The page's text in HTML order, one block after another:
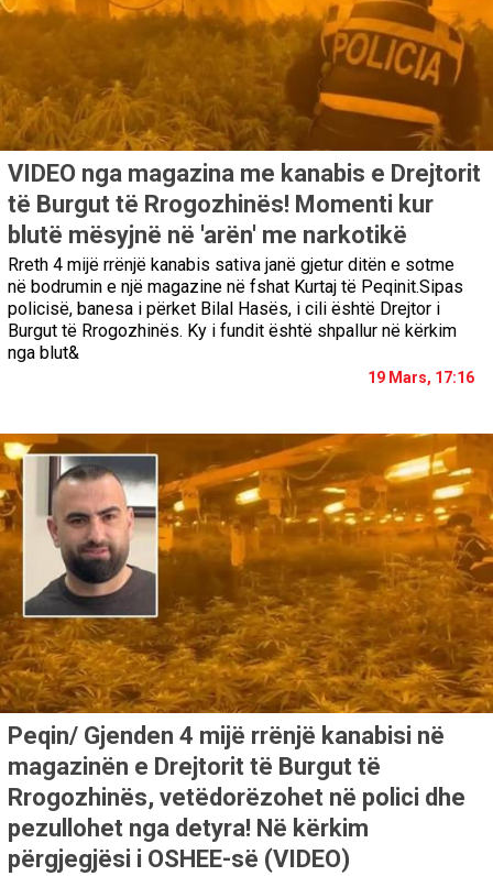
VIDEO nga magazina me kanabis e Drejtorit
të Burgut të Rrogozhinës! Momenti kur
blutë mësyjnë në 'arën' me narkotikë
Rreth 4 mijë rrënjë kanabis sativa janë gjetur ditën e sotme
në bodrumin e një magazine në fshat Kurtaj të Peqinit.Sipas
policisë, banesa i përket Bilal Hasës, i cili është Drejtor i
Burgut të Rrogozhinës. Ky i fundit është shpallur në kërkim
nga blut&
19 Mars, 17:16
Peqin/ Gjenden 4 mijë rrënjë kanabisi në
magazinën e Drejtorit të Burgut të
Rrogozhinës, vetëdorëzohet në polici dhe
pezullohet nga detyra! Në kërkim
përgjegjësi i OSHEE-së (VIDEO)